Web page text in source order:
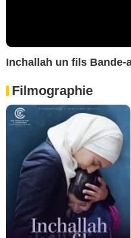
Inchallah un fils Bande-
Filmographie